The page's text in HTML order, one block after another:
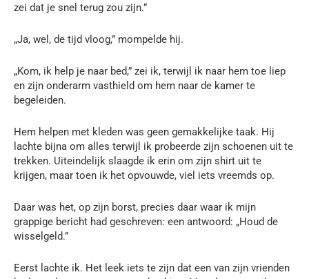
zei dat je snel terug zou zijn.”
„Ja, wel, de tijd vloog,” mompelde hij.
„Kom, ik help je naar bed,” zei ik, terwijl ik naar hem toe liep
en zijn onderarm vasthield om hem naar de kamer te
begeleiden.
Hem helpen met kleden was geen gemakkelijke taak. Hij
lachte bijna om alles terwijl ik probeerde zijn schoenen uit te
trekken. Uiteindelijk slaagde ik erin om zijn shirt uit te
krijgen, maar toen ik het opvouwde, viel iets vreemds op.
Daar was het, op zijn borst, precies daar waar ik mijn
grappige bericht had geschreven: een antwoord: „Houd de
wisselgeld.”
Eerst lachte ik. Het leek iets te zijn dat een van zijn vrienden